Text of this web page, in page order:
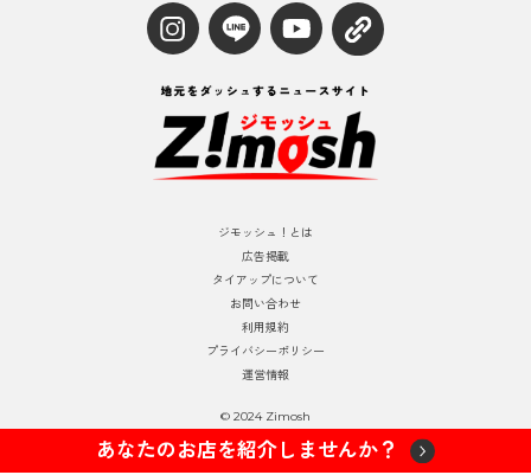
ジモッシュ！とは
広告掲載
タイアップについて
お問い合わせ
利用規約
プライバシーポリシー
運営情報
© 2024 Zimosh
あなたのお店を紹介しませんか？